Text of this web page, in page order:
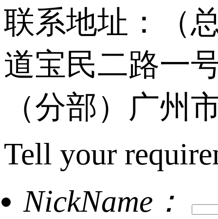
联系地址：（
道宝民二路一
（分部）广州
Tell your
NickName：